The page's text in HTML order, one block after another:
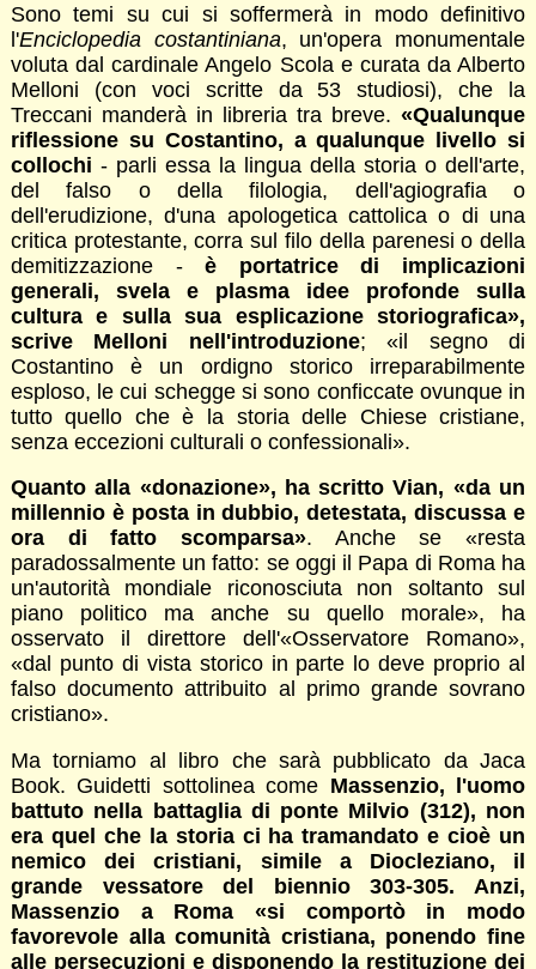
Sono temi su cui si soffermerà in modo definitivo
l'Enciclopedia costantiniana, un'opera monumentale
voluta dal cardinale Angelo Scola e curata da Alberto
Melloni (con voci scritte da 53 studiosi), che la
Treccani manderà in libreria tra breve.«Qualunque
riflessione su Costantino, a qualunque livello si
collochi - parli essa la lingua della storia o dell'arte,
del falso o della filologia, dell'agiografia o
dell'erudizione, d'una apologetica cattolica o di una
critica protestante, corra sul filo della parenesi o della
demitizzazione -è portatrice di implicazioni
generali, svela e plasma idee profonde sulla
cultura e sulla sua esplicazione storiografica»,
scrive Melloni nell'introduzione; «il segno di
Costantino è un ordigno storico irreparabilmente
esploso, le cui schegge si sono conficcate ovunque in
tutto quello che è la storia delle Chiese cristiane,
senza eccezioni culturali o confessionali».
Quanto alla «donazione», ha scritto Vian, «da un
millennio è posta in dubbio, detestata, discussa e
ora di fatto scomparsa». Anche se «resta
paradossalmente un fatto: se oggi il Papa di Roma ha
un'autorità mondiale riconosciuta non soltanto sul
piano politico ma anche su quello morale», ha
osservato il direttore dell'«Osservatore Romano»,
«dal punto di vista storico in parte lo deve proprio al
falso documento attribuito al primo grande sovrano
cristiano».
Ma torniamo al libro che sarà pubblicato da Jaca
Book. Guidetti sottolinea come Massenzio, l'uomo
battuto nella battaglia di ponte Milvio (312), non
era quel che la storia ci ha tramandato e cioè un
nemico dei cristiani, simile a Diocleziano, il
grande vessatore del biennio 303-305. Anzi,
Massenzio a Roma «si comportò in modo
favorevole alla comunità cristiana, ponendo fine
alle persecuzioni e disponendo la restituzione dei